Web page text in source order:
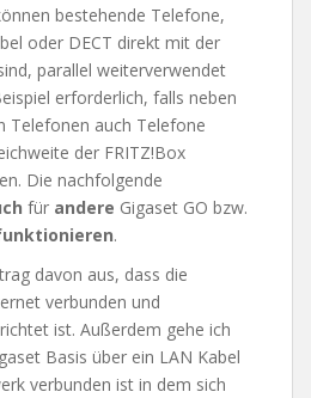
bestehende Telefone,
oder DECT direkt mit der
parallel weiterverwendet
erforderlich, falls neben
Telefonen auch Telefone
der FRITZ!Box
Die nachfolgende
für andere Gigaset GO bzw.
.
davon aus, dass die
verbunden und
ist. Außerdem gehe ich
Basis über ein LAN Kabel
verbunden ist in dem sich